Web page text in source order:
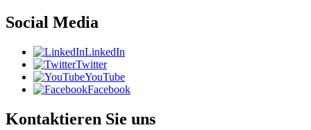
Social Media
LinkedIn
Twitter
YouTube
Facebook
Kontaktieren Sie uns